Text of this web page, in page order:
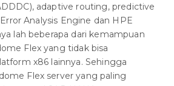
adaptive routing, predictive
Analysis Engine dan HPE
lah beberapa dari kemampuan
Flex yang tidak bisa
x86 lainnya. Sehingga
Flex server yang paling